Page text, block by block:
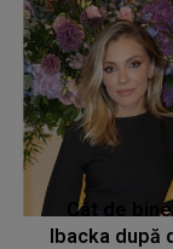
Cât de
Ibacka după